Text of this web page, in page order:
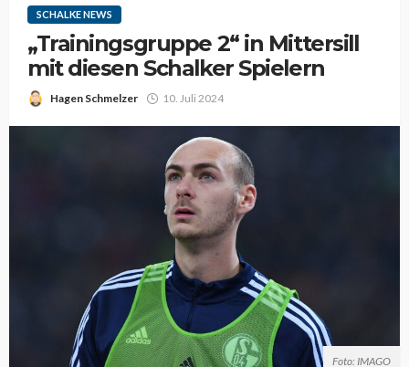
SCHALKE NEWS
„Trainingsgruppe 2“ in Mittersill
mit diesen Schalker Spielern
Hagen Schmelzer 10. Juli 2024
Foto: IMAGO